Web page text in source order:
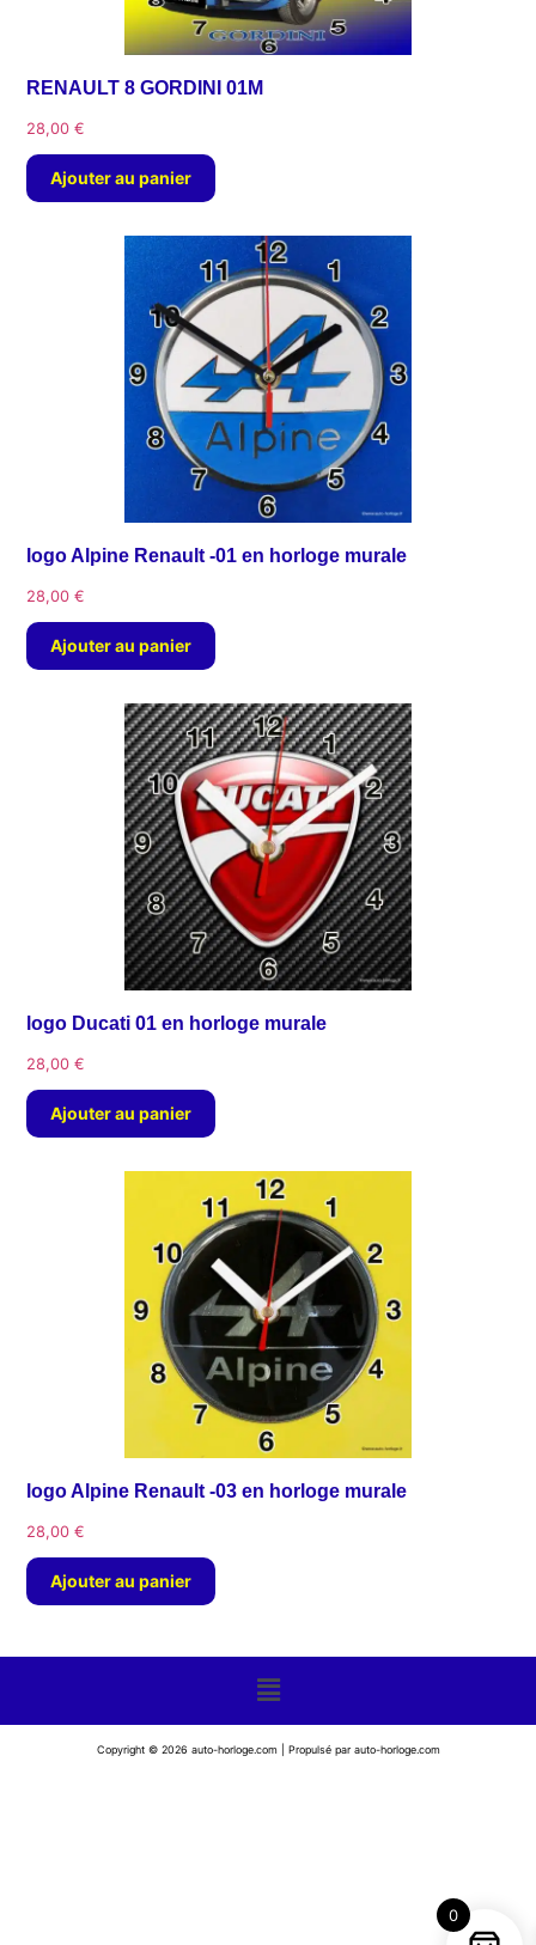
RENAULT 8 GORDINI 01M
28,00 €
Ajouter au panier
logo Alpine Renault -01 en horloge murale
28,00 €
Ajouter au panier
logo Ducati 01 en horloge murale
28,00 €
Ajouter au panier
logo Alpine Renault -03 en horloge murale
28,00 €
Ajouter au panier
Copyright © 2026 auto-horloge.com | Propulsé par auto-horloge.com
0